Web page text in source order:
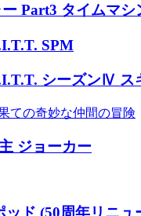
Part3 タイムマシ
SPM
シーズンⅣ ス
ての奇妙な仲間の冒険
ジョーカー
ド (50周年リニュ